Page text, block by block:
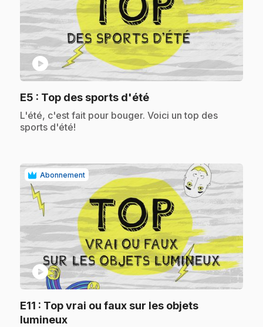
play_circle
E5 : Top des sports d'été.
.L'été, c'est fait pour bouger. Voici un top des
sports d'été!
Abonnement
play_circle
E11 : Top vrai ou faux sur les objets
lumineux.